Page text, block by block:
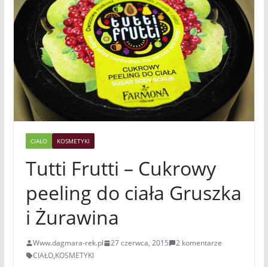
CIAŁO KOSMETYKI
Tutti Frutti – Cukrowy
peeling do ciała Gruszka
i Żurawina
Www.dagmara-rek.pl 27 czerwca, 2015
2 komentarze
CIAŁO,KOSMETYKI